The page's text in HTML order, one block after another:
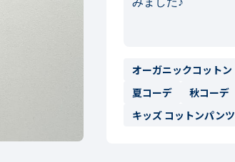
オーガニックコットン
夏コーデ
秋コーデ
キッズ コットンパンツ